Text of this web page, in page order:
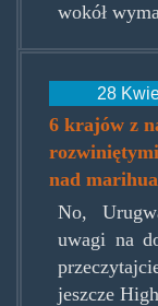
wokół
28
6 krajów z
nad
No,
uwagi na
jeszcze